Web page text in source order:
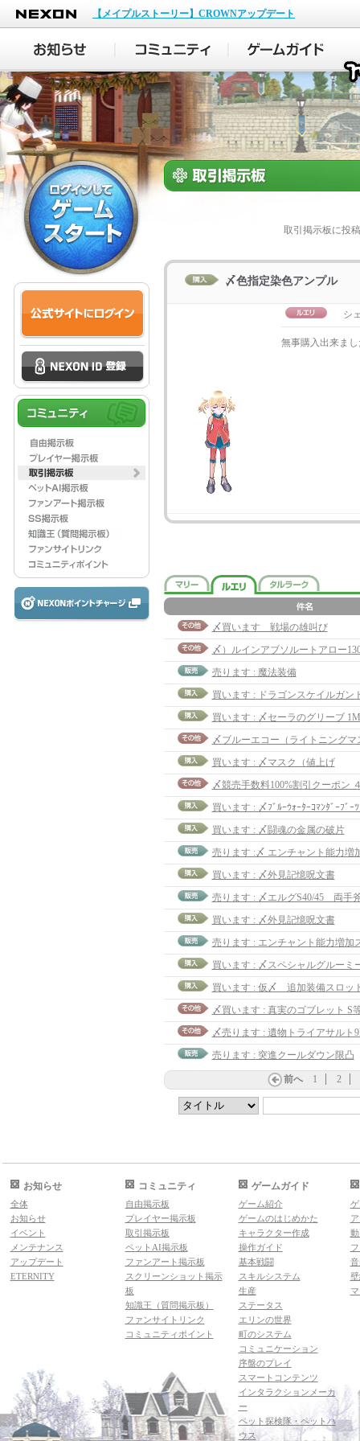
NEXON
【メイプルストーリー】CROWNアップデート
取引掲示板に投
〆色指定染色アンプル
シ
無事購入出来ま
〆買います 戦場の雄叫び
〆）ルインアブソルートアロー
売ります : 魔法装備
買います : 〆セーラのグリーブ 1M
〆ブルーエコー（ライトニングマ
買います : 〆マスク（値上げ
〆競売手数料100%割引クーポン
買います : 〆ﾌﾞﾙｰｳｫｰﾀｰｺﾏﾝﾀﾞｰﾌﾞｰ
買います : 〆闘魂の金属の破片
売ります :〆 エンチャント能力増
買います : 〆外見記憶呪文書
売ります : 〆エルグS40/45 両手
買います : 〆外見記憶呪文書
〆買います : 真実のゴブレット S
〆売ります : 遺物トライアサルト
売ります : 突進クールダウン限凸
前へ 1 2
お知らせ
全体
お知らせ
イベント
メンテナンス
アップデート
ETERNITY
コミュニティ
自由掲示板
プレイヤー掲示板
取引掲示板
ペットAI掲示板
ファンアート掲示板
スクリーンショット掲示
板
知識王（質問掲示板）
ファンサイトリンク
コミュニティポイント
ゲームガイド
ゲーム紹介
ゲームのはじめかた
キャラクター作成
操作ガイド
基本戦闘
スキルシステム
生産
ステータス
エリンの世界
町のシステム
コミュニケーション
序盤のプレイ
スマートコンテンツ
インタラクションメーカ
ー
ペット探検隊・ペットハ
ウス